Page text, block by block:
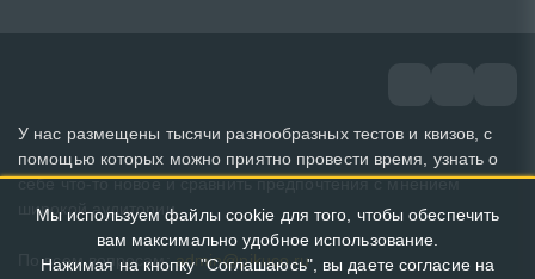
У нас размещены тысячи разнообразных тестов и квизов, с
помощью которых можно приятно провести время, узнать о
себе что-то новое и сравнить предпочтения с мнением
широкой аудитории.
По всем вопросам: admin@pikuco.ru
Мы используем файлы cookie для того, чтобы обеспечить
вам максимально удобное использование.
Нажимая на кнопку "Соглашаюсь", вы даете согласие на